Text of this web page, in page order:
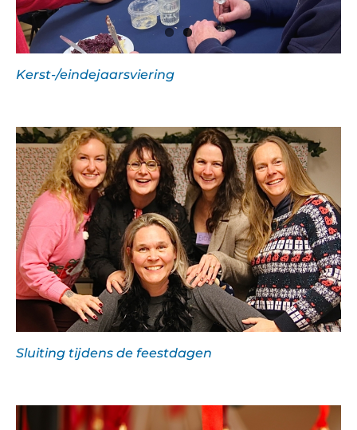
Kerst-/eindejaarsviering
Sluiting tijdens de feestdagen